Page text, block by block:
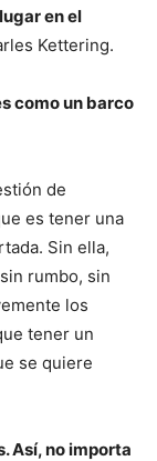
en el
Kettering.
como un barco
de
es tener una
Sin ella,
rumbo, sin
los
tener un
se quiere
Así, no importa